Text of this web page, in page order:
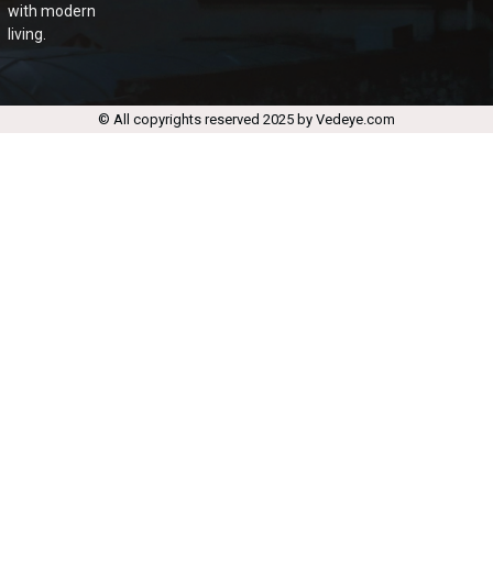
with modern
living.
© All copyrights reserved 2025 by Vedeye.com